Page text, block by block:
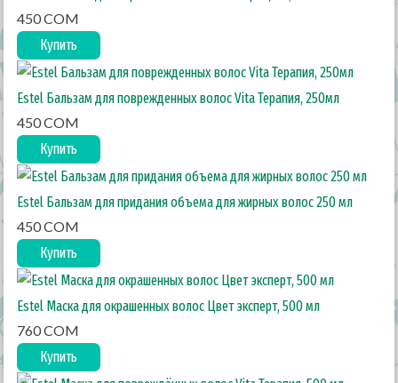
450 COM
Купить
Estel Бальзам для поврежденных волос Vita Терапия, 250мл
450 COM
Купить
Estel Бальзам для придания объема для жирных волос 250 мл
450 COM
Купить
Estel Маска для окрашенных волос Цвет эксперт, 500 мл
760 COM
Купить